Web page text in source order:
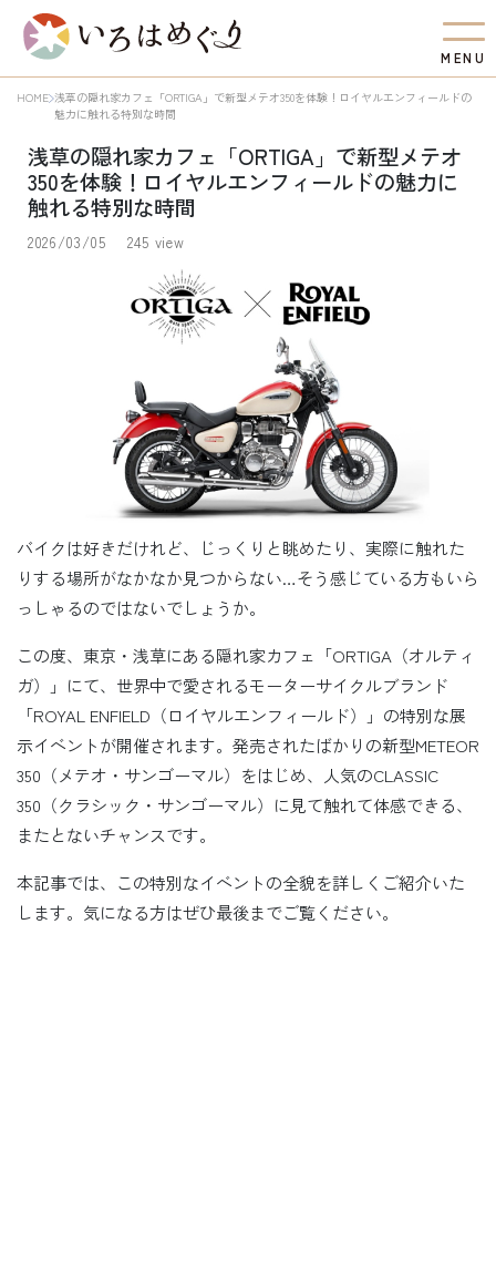
M EN U
HOME 浅草の隠れ家カフェ「ORTIGA」で新型メテオ350を体験！ロイヤルエンフィールドの
魅力に触れる特別な時間
浅草の隠れ家カフェ「ORTIGA」で新型メテオ
350を体験！ロイヤルエンフィールドの魅力に
触れる特別な時間
2026/03/05 245 view
バイクは好きだけれど、じっくりと眺めたり、実際に触れた
りする場所がなかなか見つからない…そう感じている方もいら
っしゃるのではないでしょうか。
この度、東京・浅草にある隠れ家カフェ「ORTIGA（オルティ
ガ）」にて、世界中で愛されるモーターサイクルブランド
「ROYAL ENFIELD（ロイヤルエンフィールド）」の特別な展
示イベントが開催されます。発売されたばかりの新型METEOR
350（メテオ・サンゴーマル）をはじめ、人気のCLASSIC
350（クラシック・サンゴーマル）に見て触れて体感できる、
またとないチャンスです。
本記事では、この特別なイベントの全貌を詳しくご紹介いた
します。気になる方はぜひ最後までご覧ください。